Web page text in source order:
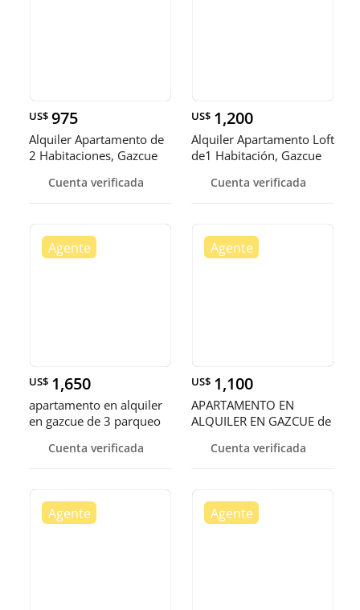
US$ 975
Alquiler Apartamento de
2 Habitaciones, Gazcue
Cuenta verificada
US$ 1,200
Alquiler Apartamento Loft
de1 Habitación, Gazcue
Cuenta verificada
US$ 1,650
apartamento en alquiler
en gazcue de 3 parqueo
Cuenta verificada
US$ 1,100
APARTAMENTO EN
ALQUILER EN GAZCUE de
Cuenta verificada